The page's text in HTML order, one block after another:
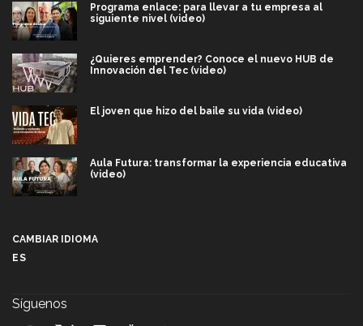
Programa enlace: para llevar a tu empresa al
siguiente nivel (video)
¿Quieres emprender? Conoce el nuevo HUB de
Innovación del Tec (video)
El joven que hizo del baile su vida (video)
Aula Futura: transformar la experiencia educativa
(video)
CAMBIAR IDIOMA
ES
Síguenos